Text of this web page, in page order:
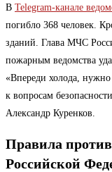
В Telegram-канале
погибло 368 человек.
зданий. Глава МЧС
пожарным ведомства
«Впереди холода,
к вопросам
Александр Куренков.
Правила
Российской